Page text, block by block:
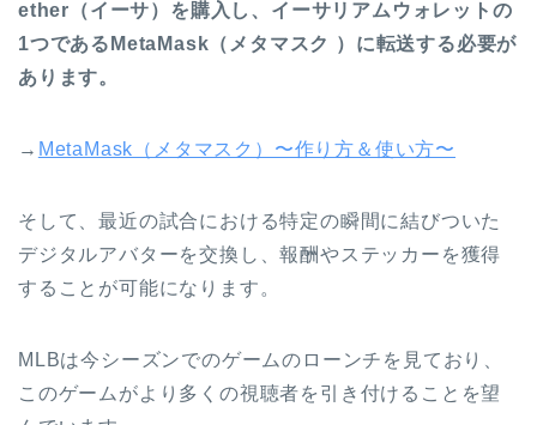
ether（イーサ）を購入し、イーサリアムウォレットの
1つであるMetaMask（メタマスク ）に転送する必要が
あります。
→ MetaMask（メタマスク）〜作り方＆使い方〜
そして、最近の試合における特定の瞬間に結びついた
デジタルアバターを交換し、報酬やステッカーを獲得
することが可能になります。
MLBは今シーズンでのゲームのローンチを見ており、
このゲームがより多くの視聴者を引き付けることを望